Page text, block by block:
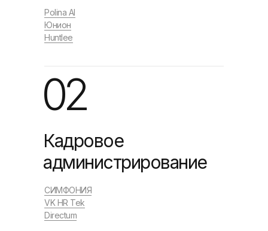
Polina AI
Юнион
Huntlee
СИМФОНИЯ
VK HR Tek
Directum
Кадровое
администрирование
02